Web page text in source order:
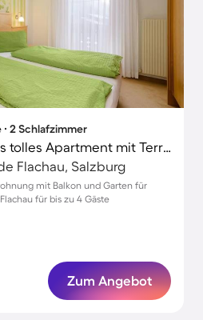
∙ 2 Schlafzimmer
Familienfreundliches tolles Apartment mit Terrasse, Grill und Garten | Nah am Skifahren
Flachau, Salzburg
mit Balkon und Garten für
für bis zu 4 Gäste
Zum Angebot